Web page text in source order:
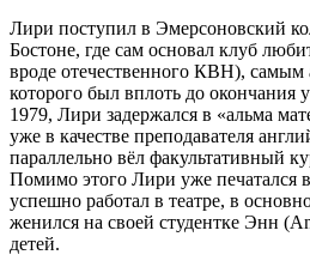
Лири поступил в Эмерсоновский
Бостоне, где сам основал клуб
вроде отечественного КВН),
которого был вплоть до
1979, Лири задержался в «альма
уже в качестве преподавателя
параллельно вёл факультативный
Помимо этого Лири уже печатался
успешно работал в театре, в
женился на своей студентке Энн
детей.